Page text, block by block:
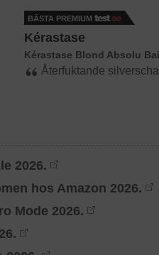
BÄSTA PREMIUM
Kérastase
Kérastase Blond Absolu
Återfuktande
2026.
hos Amazon 2026.
Mode 2026.